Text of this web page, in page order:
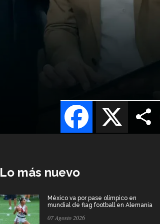
X
Facebook
Lo más nuevo
México va por pase olímpico en
mundial de flag football en Alemania
07 Agosto 2026